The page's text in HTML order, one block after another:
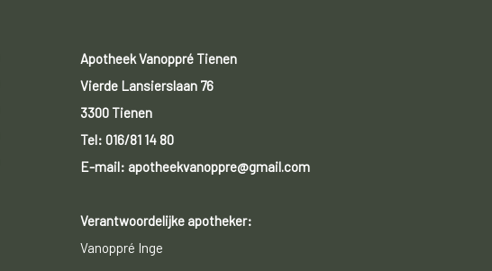
Apotheek Vanoppré Tienen
Vierde Lansierslaan 76
3300 Tienen
Tel: 016/81 14 80
E-mail: apotheekvanoppre@gmail.com
Verantwoordelijke apotheker:
Vanoppré Inge